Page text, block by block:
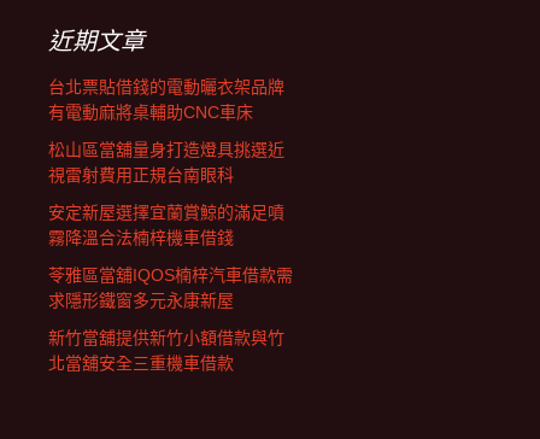
近期文章
台北票貼借錢的電動曬衣架品牌
有電動麻將桌輔助CNC車床
松山區當舖量身打造燈具挑選近
視雷射費用正規台南眼科
安定新屋選擇宜蘭賞鯨的滿足噴
霧降溫合法楠梓機車借錢
苓雅區當舖IQOS楠梓汽車借款需
求隱形鐵窗多元永康新屋
新竹當舖提供新竹小額借款與竹
北當舖安全三重機車借款